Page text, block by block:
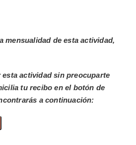
mensualidad de esta actividad,
esta actividad sin preocuparte
tu recibo en el botón de
a continuación: